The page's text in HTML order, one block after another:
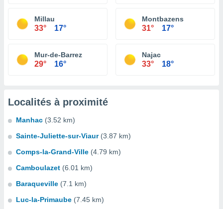
Millau
33° 17°
Montbazens
31° 17°
Mur-de-Barrez
29° 16°
Najac
33° 18°
Localités à proximité
Manhac (3.52 km)
Sainte-Juliette-sur-Viaur (3.87 km)
Comps-la-Grand-Ville (4.79 km)
Camboulazet (6.01 km)
Baraqueville (7.1 km)
Luc-la-Primaube (7.45 km)